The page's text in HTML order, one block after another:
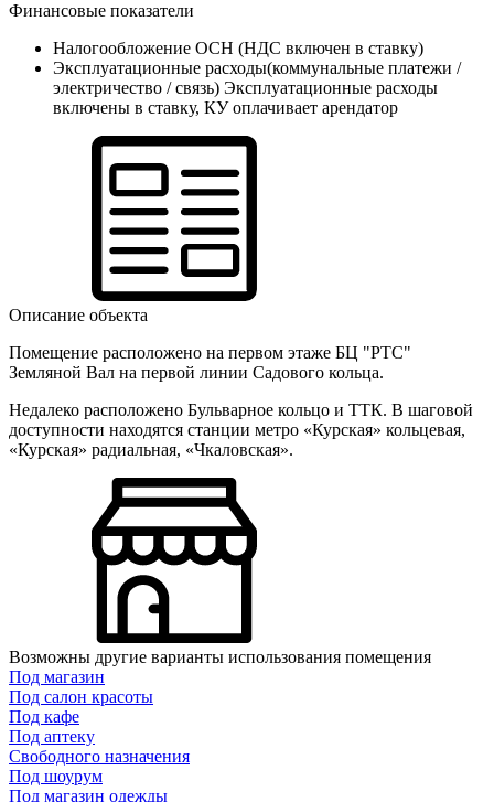
Финансовые показатели
Налогообложение ОСН (НДС включен в ставку)
Эксплуатационные расходы(коммунальные платежи /
электричество / связь) Эксплуатационные расходы
включены в ставку, КУ оплачивает арендатор
Описание объекта
Помещение расположено на первом этаже БЦ "РТС"
Земляной Вал на первой линии Садового кольца.
Недалеко расположено Бульварное кольцо и ТТК. В шаговой
доступности находятся станции метро «Курская» кольцевая,
«Курская» радиальная, «Чкаловская».
Возможны другие варианты использования помещения
Под магазин
Под салон красоты
Под кафе
Под аптеку
Свободного назначения
Под шоурум
Под магазин одежды